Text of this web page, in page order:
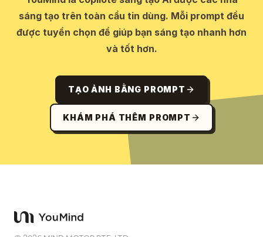
sáng tạo trên toàn cầu tin dùng. Mỗi prompt đều
được tuyển chọn để giúp bạn sáng tạo nhanh hơn
và tốt hơn.
TẠO ẢNH BẰNG PROMPT
KHÁM PHÁ THÊM PROMPT